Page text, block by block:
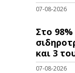
07-08-2026
Στο
και 3
07-08-2026